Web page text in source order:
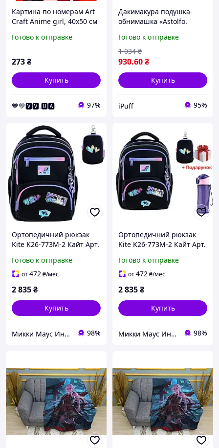
Картина по номерам Art
Craft Anime girl, 40x50 см
Готово к отправке
273₴
Купить
💙💛🆅🆅.🆄🅰 97%
Дакимакура подушка-
обнимашка «Astolfo.
70х30 см
Готово к отправке
930.60₴
1 034 ₴
Купить
iPuff 95%
Ортопедичний рюкзак
Kite K26-773M-2 Кайт Арт.
см, 4-8 класи
Готово к отправке
от472₴/мес
2 835₴
Купить
Микки Маус Интернет-магазин 98%
Ортопедичний рюкзак
Kite K26-773M-2 Кайт Арт.
Бутылка для воды Kite
K25-400-04 530мл.
Готово к отправке
от472₴/мес
2 835₴
Купить
Микки Маус Интернет-магазин 98%